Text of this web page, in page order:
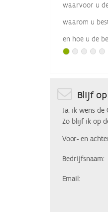
waarvoor u
waarom u
en hoe u de
Blijf
Ja, ik wens
Zo blijf ik op
Voor- en
Bedrijfsnaam:
Email: